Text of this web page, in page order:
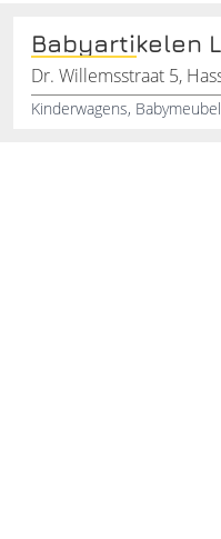
Babyartikelen
Dr. Willemsstraat 5,